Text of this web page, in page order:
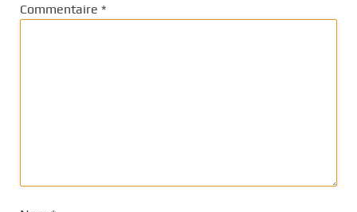
Commentaire *